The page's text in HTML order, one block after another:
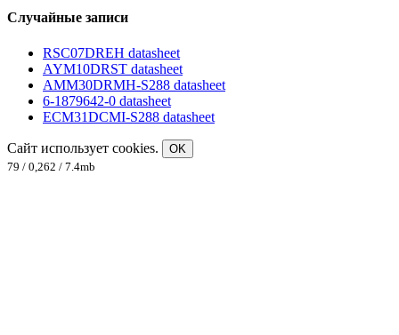
Случайные записи
RSC07DREH datasheet
AYM10DRST datasheet
AMM30DRMH-S288 datasheet
6-1879642-0 datasheet
ECM31DCMI-S288 datasheet
Сайт использует cookies.
OK
79 / 0,262 / 7.4mb